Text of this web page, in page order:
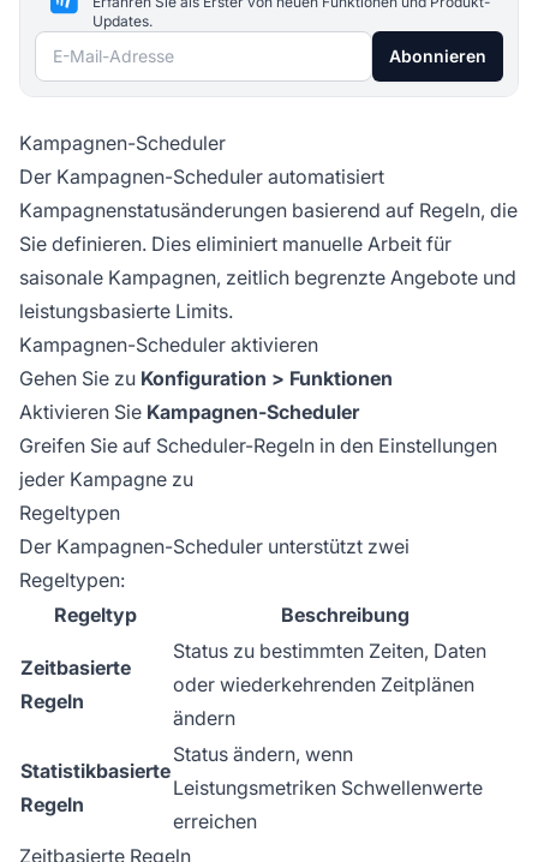
Updates.
E-Mail-Adresse Abonnieren
Kampagnen-Scheduler
Der Kampagnen-Scheduler automatisiert
Kampagnenstatusänderungen basierend auf Regeln, die
Sie definieren. Dies eliminiert manuelle Arbeit für
saisonale Kampagnen, zeitlich begrenzte Angebote und
leistungsbasierte Limits.
Kampagnen-Scheduler aktivieren
Gehen Sie zu Konfiguration > Funktionen
Aktivieren Sie Kampagnen-Scheduler
Greifen Sie auf Scheduler-Regeln in den Einstellungen
jeder Kampagne zu
Regeltypen
Der Kampagnen-Scheduler unterstützt zwei
Regeltypen:
Regeltyp
Beschreibung
Zeitbasierte
Regeln
Status zu bestimmten Zeiten, Daten
oder wiederkehrenden Zeitplänen
ändern
Statistikbasierte
Regeln
Status ändern, wenn
Leistungsmetriken Schwellenwerte
erreichen
Zeitbasierte Regeln